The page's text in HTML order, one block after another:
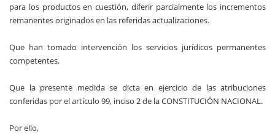
para los productos en cuestión, diferir parcialmente los incrementos
remanentes originados en las referidas actualizaciones.
Que han tomado intervención los servicios jurídicos permanentes
competentes.
Que la presente medida se dicta en ejercicio de las atribuciones
conferidas por el artículo 99, inciso 2 de la CONSTITUCIÓN NACIONAL.
Por ello,